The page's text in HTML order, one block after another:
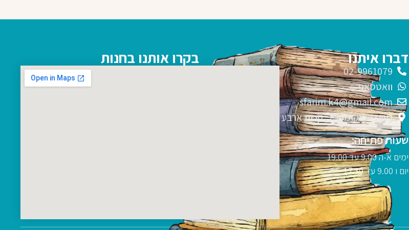
דברו איתנו
02-9961079
וואטסאפ
sfarim.k4@gmail.com
מועצה מקומית 7, קרית ארבע
שעות פתיחה:
ימים א-ה 9.00 עד 19.00
יום ו 9.00 עד 12.30
בקרו אותנו בחנות